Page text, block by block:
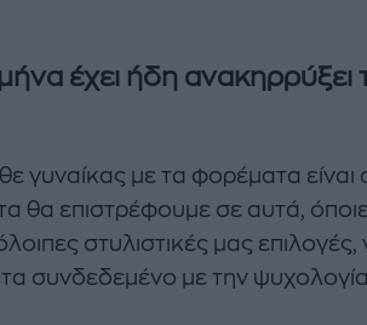
έχει ήδη ανακηρρύξει
γυναίκας με τα φορέματα είναι
θα επιστρέφουμε σε αυτά,
στυλιστικές μας επιλογές,
συνδεδεμένο με την